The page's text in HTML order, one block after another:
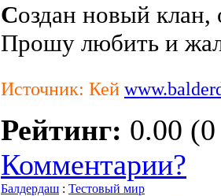
Создан новый
Прошу любить и
Источник: Кей
Рейтинг: 0.00
Комментарии?
Балдердаш : Тестовый мир